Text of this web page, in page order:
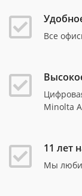
Все
Minolta
11 лет
Мы